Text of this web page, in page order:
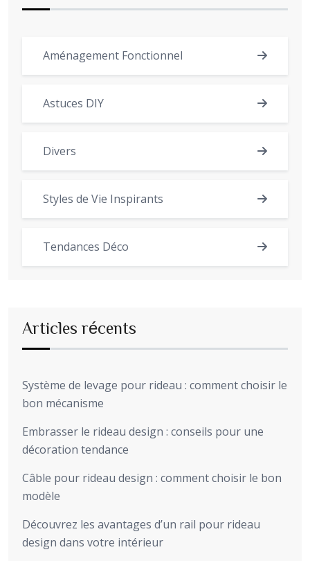
Aménagement Fonctionnel
Astuces DIY
Divers
Styles de Vie Inspirants
Tendances Déco
Articles récents
Système de levage pour rideau : comment choisir le
bon mécanisme
Embrasser le rideau design : conseils pour une
décoration tendance
Câble pour rideau design : comment choisir le bon
modèle
Découvrez les avantages d’un rail pour rideau
design dans votre intérieur